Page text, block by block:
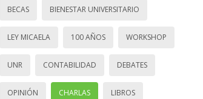
BECAS BIENESTAR UNIVERSITARIO
LEY MICAELA 100 AÑOS WORKSHOP
UNR CONTABILIDAD DEBATES
OPINIÓN CHARLAS LIBROS